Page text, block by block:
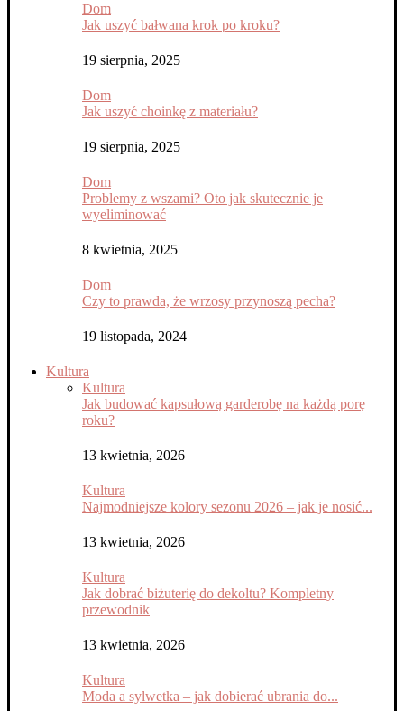
Dom
Jak uszyć bałwana krok po kroku?
19 sierpnia, 2025
Dom
Jak uszyć choinkę z materiału?
19 sierpnia, 2025
Dom
Problemy z wszami? Oto jak skutecznie je
wyeliminować
8 kwietnia, 2025
Dom
Czy to prawda, że wrzosy przynoszą pecha?
19 listopada, 2024
Kultura
Kultura
Jak budować kapsułową garderobę na każdą porę
roku?
13 kwietnia, 2026
Kultura
Najmodniejsze kolory sezonu 2026 – jak je nosić...
13 kwietnia, 2026
Kultura
Jak dobrać biżuterię do dekoltu? Kompletny
przewodnik
13 kwietnia, 2026
Kultura
Moda a sylwetka – jak dobierać ubrania do...